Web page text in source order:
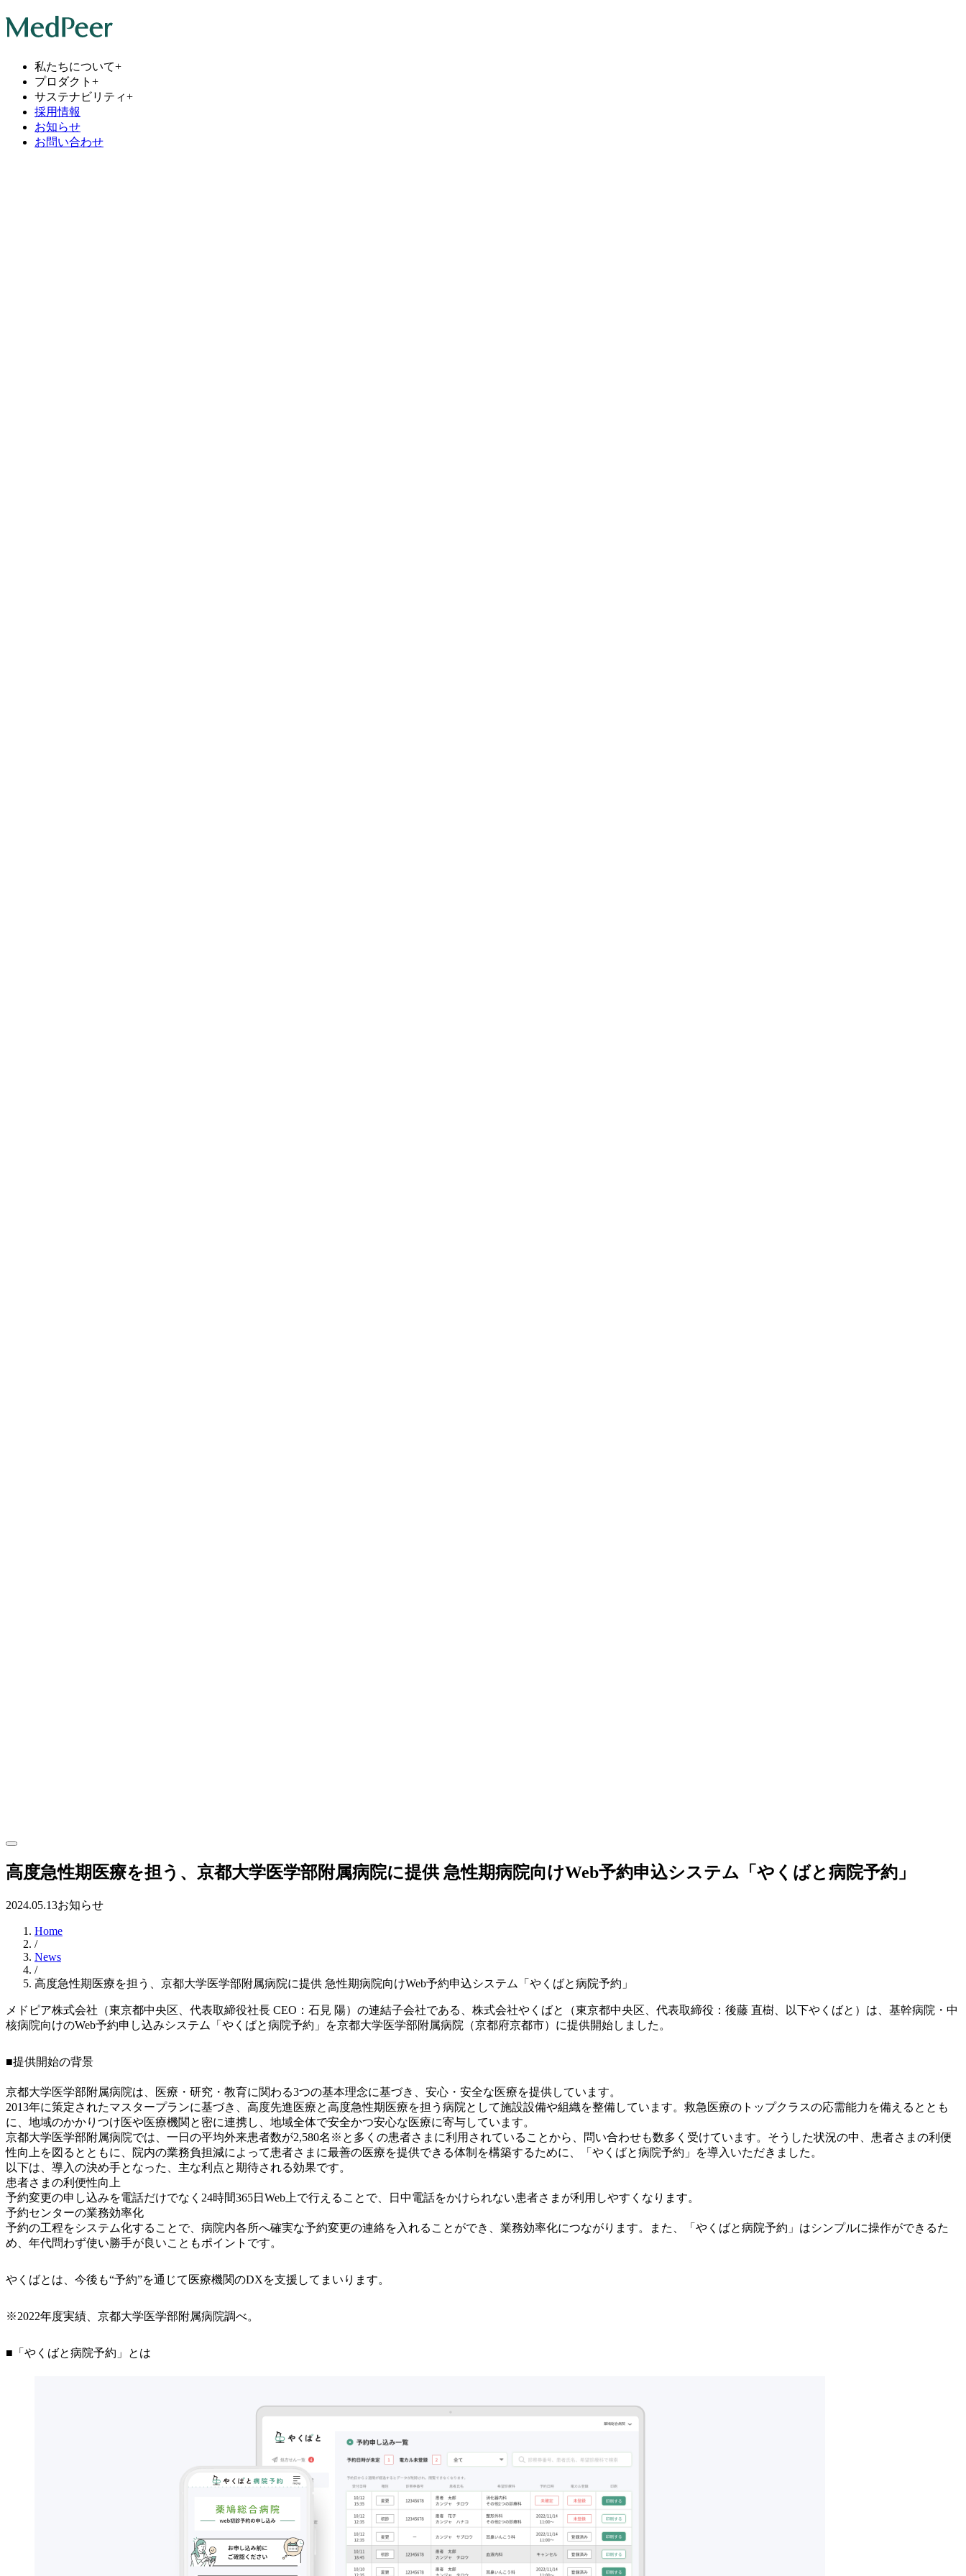
私たちについて+
プロダクト +
サステナビリティ+
採用情報
お知らせ
お問い合わせ
高度急性期医療を担う、京都大学医学部附属病院に提供 急性期病院向けWeb予約申込システム「やくばと病院予約」
2024.05.13お知らせ
Home
/
News
/
高度急性期医療を担う、京都大学医学部附属病院に提供 急性期病院向けWeb予約申込システム「やくばと病院予約」
メドピア株式会社（東京都中央区、代表取締役社長 CEO：石見 陽）の連結子会社である、株式会社やくばと（東京都中央区、代表取締役：後藤 直樹、以下やくばと）は、基幹病院・中
核病院向けのWeb予約申し込みシステム「やくばと病院予約」を京都大学医学部附属病院（京都府京都市）に提供開始しました。
■提供開始の背景
京都大学医学部附属病院は、医療・研究・教育に関わる3つの基本理念に基づき、安心・安全な医療を提供しています。
2013年に策定されたマスタープランに基づき、高度先進医療と高度急性期医療を担う病院として施設設備や組織を整備しています。救急医療のトップクラスの応需能力を備えるととも
に、地域のかかりつけ医や医療機関と密に連携し、地域全体で安全かつ安心な医療に寄与しています。
京都大学医学部附属病院では、一日の平均外来患者数が2,580名※と多くの患者さまに利用されていることから、問い合わせも数多く受けています。そうした状況の中、患者さまの利便
性向上を図るとともに、院内の業務負担減によって患者さまに最善の医療を提供できる体制を構築するために、「やくばと病院予約」を導入いただきました。
以下は、導入の決め手となった、主な利点と期待される効果です。
患者さまの利便性向上
予約変更の申し込みを電話だけでなく24時間365日Web上で行えることで、日中電話をかけられない患者さまが利用しやすくなります。
予約センターの業務効率化
予約の工程をシステム化することで、病院内各所へ確実な予約変更の連絡を入れることができ、業務効率化につながります。また、「やくばと病院予約」はシンプルに操作ができるた
め、年代問わず使い勝手が良いこともポイントです。
やくばとは、今後も“予約”を通じて医療機関のDXを支援してまいります。
※2022年度実績、京都大学医学部附属病院調べ。
■「やくばと病院予約」とは